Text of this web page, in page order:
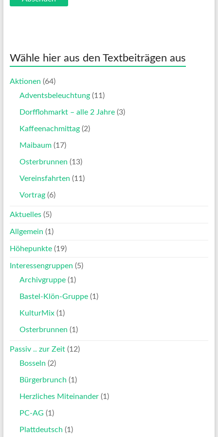
Wähle hier aus den Textbeiträgen aus
Aktionen (64)
Adventsbeleuchtung(11)
Dorfflohmarkt – alle 2 Jahre(3)
Kaffeenachmittag(2)
Maibaum(17)
Osterbrunnen (13)
Vereinsfahrten (11)
Vortrag(6)
Aktuelles(5)
Allgemein (1)
Höhepunkte(19)
Interessengruppen (5)
Archivgruppe(1)
Bastel-Klön-Gruppe(1)
KulturMix(1)
Osterbrunnen (1)
Passiv .. zur Zeit(12)
Bosseln (2)
Bürgerbrunch (1)
Herzliches Miteinander(1)
PC-AG (1)
Plattdeutsch (1)